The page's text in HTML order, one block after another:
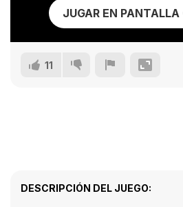
JUGAR EN
11
DESCRIPCIÓN DEL JUEGO: